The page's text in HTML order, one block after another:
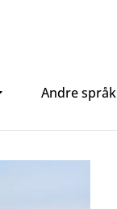
Andre språk